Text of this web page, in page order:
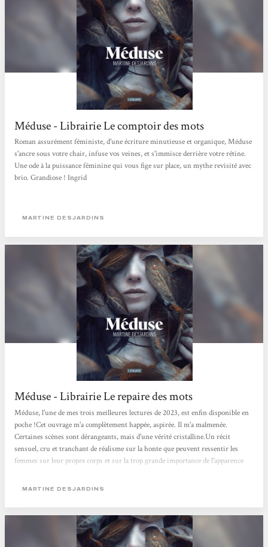
Méduse - Librairie Le comptoir des mots
Roman assurément féministe, d'une écriture minutieuse et organique, Méduse
s'ancre sous votre chair, infuse vos veines, et s'immisce derrière votre rétine.
Une ode à la puissance féminine qui vous fige sur place, un mythe revisité avec
brio. Grandiose ! Ingrid
MARTINE DESJARDINS
Méduse - Librairie Le repaire des mots
Méduse, l'une de mes trois meilleures lectures de 2023, est enfin disponible en
poche !Cet ouvrage m'a complètement happée, aspirée. Il m'a malmenée.
Certaines scènes sont dérangeants, mais d'une vérité cristalline.Un récit
sensuel, cru et tranchant de réalisme sur la honte que peuvent ressentir les
femmes sur leur propre corps et sur la trop grande importance de l'apparence
de cœur !
MARTINE DESJARDINS